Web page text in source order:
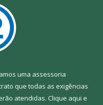
uma assessoria
que todas as exigências
atendidas. Clique aqui e